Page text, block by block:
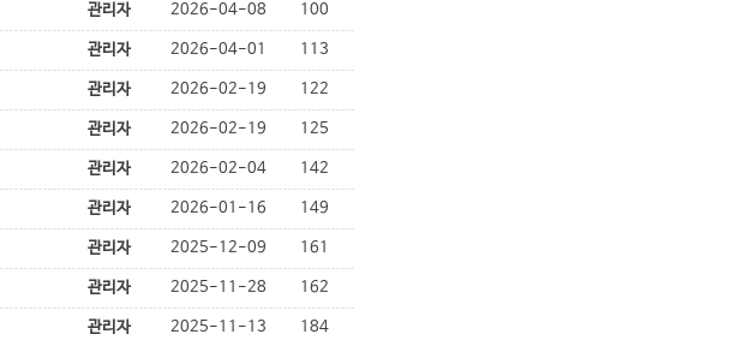
관리자 2026-04-08 100
관리자 2026-04-01 113
관리자 2026-02-19 122
관리자 2026-02-19 125
관리자 2026-02-04 142
관리자 2026-01-16 149
관리자 2025-12-09 161
관리자 2025-11-28 162
관리자 2025-11-13 184